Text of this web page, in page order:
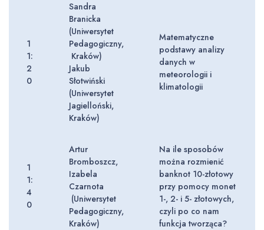
1
1:
2
0
Sandra
Branicka
(Uniwersytet
Pedagogiczny,
Kraków)
Jakub
Słotwiński
(Uniwersytet
Jagielloński,
Kraków)
Matematyczne
podstawy analizy
danych w
meteorologii i
klimatologii
1
1:
4
0
Artur
Bromboszcz,
Izabela
Czarnota
(Uniwersytet
Pedagogiczny,
Kraków)
Na ile sposobów
można rozmienić
banknot 10-złotowy
przy pomocy monet
1-, 2- i 5- złotowych,
czyli po co nam
funkcja tworząca?